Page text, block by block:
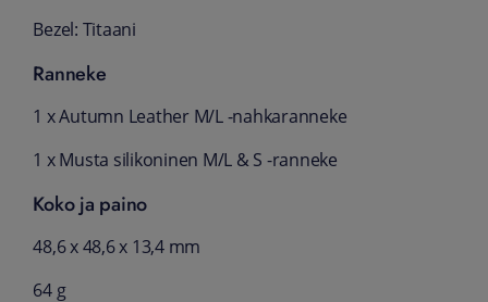
Bezel: Titaani
Ranneke
1 x Autumn Leather M/L -nahkaranneke
1 x Musta silikoninen M/L & S -ranneke
Koko ja paino
48,6 x 48,6 x 13,4 mm
64 g